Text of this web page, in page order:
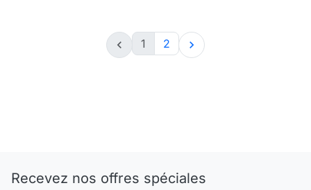
 1 2 
Recevez nos offres spéciales